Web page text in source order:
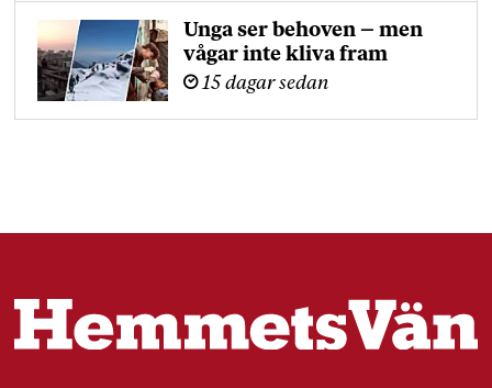
Unga ser behoven – men
vågar inte kliva fram
15 dagar sedan